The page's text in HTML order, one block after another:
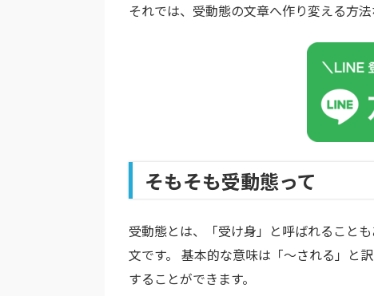
それでは、受動態の文章へ作り変える方
そもそも受動態って
受動態とは、「受け身」と呼ばれること
文です。 基本的な意味は「～される」と
することができます。